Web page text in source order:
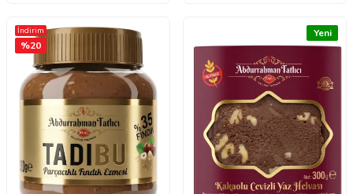
İndirim
%20
Yeni